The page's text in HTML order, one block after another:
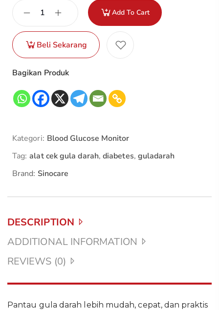
Add To Cart
Beli Sekarang
Bagikan Produk
Kategori: Blood Glucose Monitor
Tag: alat cek gula darah,diabetes, guladarah
Brand: Sinocare
DESCRIPTION
ADDITIONAL INFORMATION
REVIEWS (0)
Pantau gula darah lebih mudah, cepat, dan praktis